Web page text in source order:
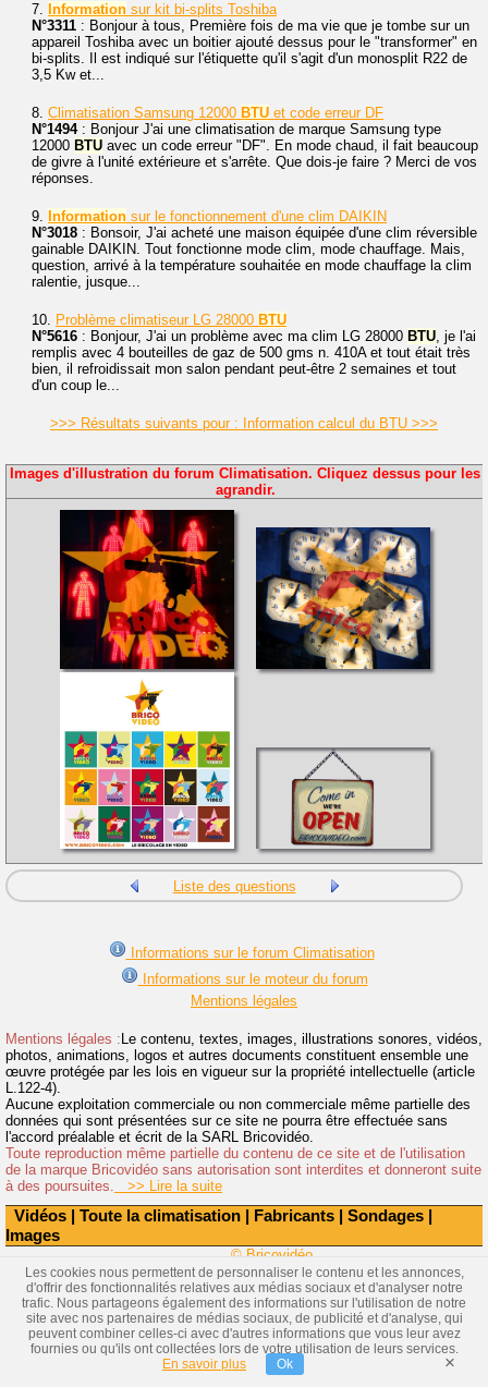
Vidéos | Toute la climatisation | Fabricants | Sondages |
Images
7. Information sur kit bi-splits Toshiba
N°3311 : Bonjour à tous, Première fois de ma vie que je tombe sur un
appareil Toshiba avec un boitier ajouté dessus pour le "transformer" en
bi-splits. Il est indiqué sur l'étiquette qu'il s'agit d'un monosplit R22 de
3,5 Kw et...
8. Climatisation Samsung 12000 BTU et code erreur DF
N°1494: Bonjour J'ai une climatisation de marque Samsung type
12000 BTU avec un code erreur "DF". En mode chaud, il fait beaucoup
de givre à l'unité extérieure et s'arrête. Que dois-je faire ? Merci de vos
réponses.
9. Information sur le fonctionnement d'une clim DAIKIN
N°3018 : Bonsoir, J'ai acheté une maison équipée d'une clim réversible
gainable DAIKIN. Tout fonctionne mode clim, mode chauffage. Mais,
question, arrivé à la température souhaitée en mode chauffage la clim
ralentie, jusque...
10. Problème climatiseur LG 28000 BTU
N°5616 : Bonjour, J'ai un problème avec ma clim LG 28000 BTU, je l'ai
remplis avec 4 bouteilles de gaz de 500 gms n. 410A et tout était très
bien, il refroidissait mon salon pendant peut-être 2 semaines et tout
d'un coup le...
>>> Résultats suivants pour : Information calcul du BTU >>>
Images d'illustration du forum Climatisation. Cliquez dessus pour les
agrandir.
Liste des questions
Informations sur le forum Climatisation
Informations sur le moteur du forum
Mentions légales
Mentions légales : Le contenu, textes, images, illustrations sonores, vidéos,
photos, animations, logos et autres documents constituent ensemble une
œuvre protégée par les lois en vigueur sur la propriété intellectuelle (article
L.122-4).
Aucune exploitation commerciale ou non commerciale même partielle des
données qui sont présentées sur ce site ne pourra être effectuée sans
l'accord préalable et écrit de la SARL Bricovidéo.
Toute reproduction même partielle du contenu de ce site et de l'utilisation
de la marque Bricovidéo sans autorisation sont interdites et donneront suite
à des poursuites.
>> Lire la suite
© Bricovidéo
Les cookies nous permettent de personnaliser le contenu et les annonces,
d'offrir des fonctionnalités relatives aux médias sociaux et d'analyser notre
trafic. Nous partageons également des informations sur l'utilisation de notre
site avec nos partenaires de médias sociaux, de publicité et d'analyse, qui
peuvent combiner celles-ci avec d'autres informations que vous leur avez
fournies ou qu'ils ont collectées lors de votre utilisation de leurs services.
En savoir plus
Ok ×